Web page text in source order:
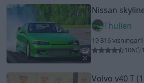
20
Nissan
Thullen
19 816 visningar
106
Volvo v40 T